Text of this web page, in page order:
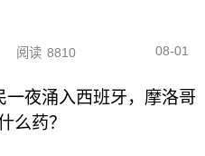
阅读 8810 08-01
一夜涌入西班牙，摩洛哥
么药？